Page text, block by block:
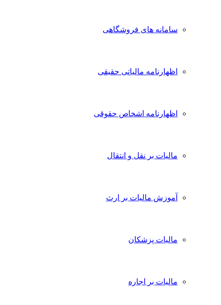
سامانه های فروشگاهی
اظهارنامه مالیاتی حقیقی
اظهارنامه اشخاص حقوقی
مالیات بر نقل و انتقال
آموزش مالیات بر ارث
مالیات پزشکان
مالیات بر اجاره